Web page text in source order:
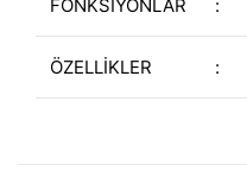
FONKSİYONLAR :
ÖZELLİKLER :